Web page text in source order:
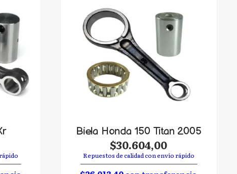
Biela Honda 150 Titan 2005
$30.604,00
Repuestos de calidad con envío rápido